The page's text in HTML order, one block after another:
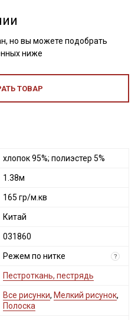
но вы можете подобрать
ниже
ТОВАР
хлопок 95%; полиэстер 5%
1.38м
165 гр/м.кв
Китай
031860
Режем по нитке ?
Пестроткань, пестрядь
Все рисунки, Мелкий рисунок,
Полоска